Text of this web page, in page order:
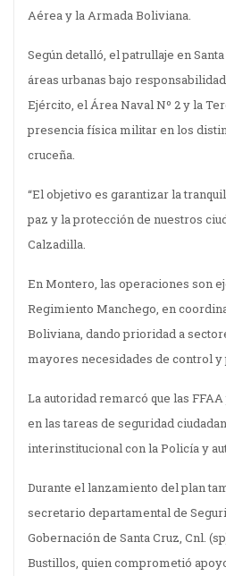
Aérea y la Armada Boliviana.
Según detalló, el patrullaje en
áreas urbanas bajo
Ejército, el Área Naval Nº 2 y la
presencia física militar en los
cruceña.
“El objetivo es garantizar la
paz y la protección de nuestros
Calzadilla.
En Montero, las operaciones son
Regimiento Manchego, en
Boliviana, dando prioridad a
mayores necesidades de control
La autoridad remarcó que las
en las tareas de seguridad
interinstitucional con la Policía y
Durante el lanzamiento del plan
secretario departamental de
Gobernación de Santa Cruz, Cnl.
Bustillos, quien comprometió